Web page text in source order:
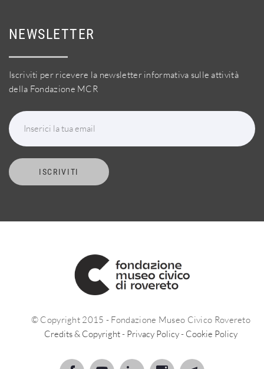
NEWSLETTER
Iscriviti per ricevere la newsletter informativa sulle attività
della Fondazione MCR
Inserici la tua email
ISCRIVITI
© Copyright 2015 - Fondazione Museo Civico Rovereto
Credits & Copyright- Privacy Policy- Cookie Policy